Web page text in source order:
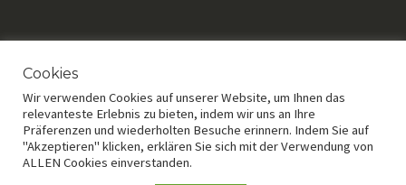
Cookies
Wir verwenden Cookies auf unserer Website, um Ihnen das
relevanteste Erlebnis zu bieten, indem wir uns an Ihre
Präferenzen und wiederholten Besuche erinnern. Indem Sie auf
"Akzeptieren" klicken, erklären Sie sich mit der Verwendung von
ALLEN Cookies einverstanden.